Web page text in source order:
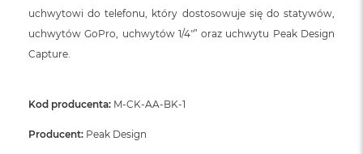
uchwytowi do telefonu, który dostosowuje się do statywów,
uchwytów GoPro, uchwytów 1/4″” oraz uchwytu Peak Design
Capture.
Kod producenta: M-CK-AA-BK-1
Producent: Peak Design